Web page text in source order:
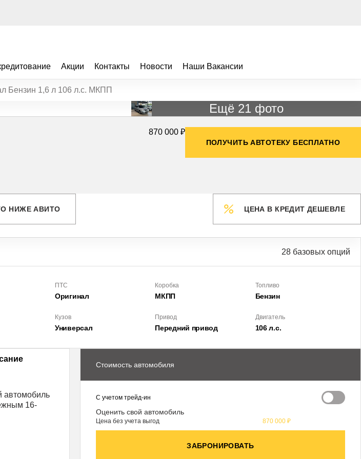
Акции Контакты Новости Наши Вакансии
Бензин 1,6 л 106 л.с. МКПП
Ещё 21 фото
870 000 ₽
ПОЛУЧИТЬ АВТОТЕКУ БЕСПЛАТНО
НИЖЕ АВИТО ЦЕНА В КРЕДИТ ДЕШЕВЛЕ
28 базовых опций
ПТС
Оригинал
Коробка
МКПП
Топливо
Бензин
Кузов
Универсал
Привод
Передний привод
Двигатель
106 л.с.
автомобиль
16-
Стоимость автомобиля
С учетом трейд-ин
Оценить свой автомобиль
Цена без учета выгод 870 000 ₽
ЗАБРОНИРОВАТЬ